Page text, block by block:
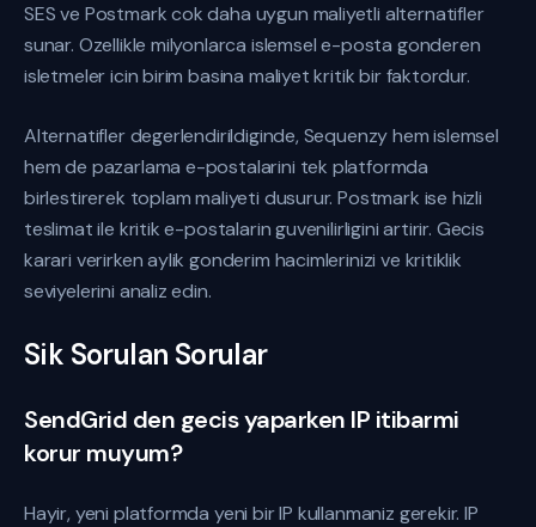
SES ve Postmark cok daha uygun maliyetli alternatifler
sunar. Ozellikle milyonlarca islemsel e-posta gonderen
isletmeler icin birim basina maliyet kritik bir faktordur.
Alternatifler degerlendirildiginde, Sequenzy hem islemsel
hem de pazarlama e-postalarini tek platformda
birlestirerek toplam maliyeti dusurur. Postmark ise hizli
teslimat ile kritik e-postalarin guvenilirligini artirir. Gecis
karari verirken aylik gonderim hacimlerinizi ve kritiklik
seviyelerini analiz edin.
Sik Sorulan Sorular
SendGrid den gecis yaparken IP itibarmi
korur muyum?
Hayir, yeni platformda yeni bir IP kullanmaniz gerekir. IP